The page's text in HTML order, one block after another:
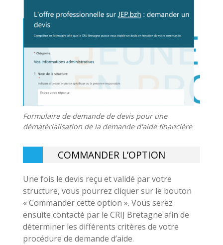
Formulaire de demande de devis pour une
dématérialisation de la demande d'aide financière
COMMANDER L’OPTION
Une fois le devis reçu et validé par votre
structure, vous pourrez cliquer sur le bouton
« Commander cette option ». Vous serez
ensuite contacté par le CRIJ Bretagne afin de
déterminer les différents critères de votre
procédure de demande d’aide.